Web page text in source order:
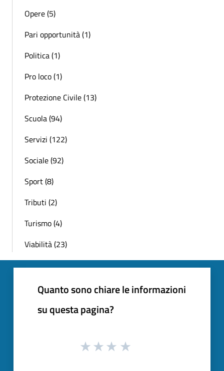
Opere (5)
Pari opportunità (1)
Politica (1)
Pro loco (1)
Protezione Civile (13)
Scuola (94)
Servizi (122)
Sociale (92)
Sport (8)
Tributi (2)
Turismo (4)
Viabilità (23)
Quanto sono chiare le informazioni
su questa pagina?